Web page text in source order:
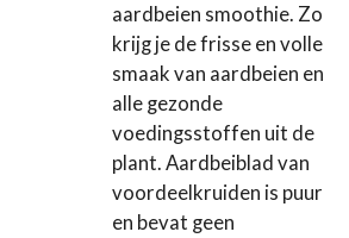
aardbeien smoothie. Zo
krijg je de frisse en volle
smaak van aardbeien en
alle gezonde
voedingsstoffen uit de
plant. Aardbeiblad van
voordeelkruiden is puur
en bevat geen